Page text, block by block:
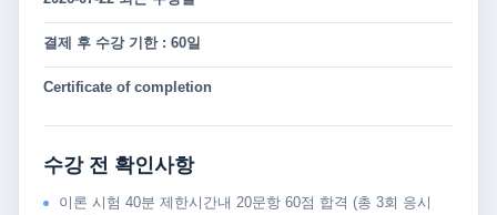
결제 후 수강 기한 : 60일
Certificate of completion
수강 전 확인사항
이론 시험 40분 제한시간내 20문항 60점 합격 (총 3회 응시